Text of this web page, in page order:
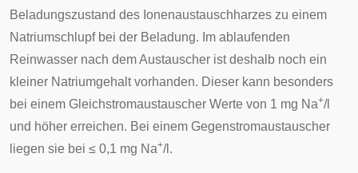
Beladungszustand des Ionenaustauschharzes zu einem
Natriumschlupfbei der Beladung. Im ablaufenden
Reinwasser nach dem Austauscher ist deshalb noch ein
kleiner Natriumgehalt vorhanden. Dieser kann besonders
bei einem Gleichstromaustauscher Werte von 1 mg Na+/l
und höher erreichen. Bei einem Gegenstromaustauscher
liegen sie bei ≤ 0,1 mg Na+/l.